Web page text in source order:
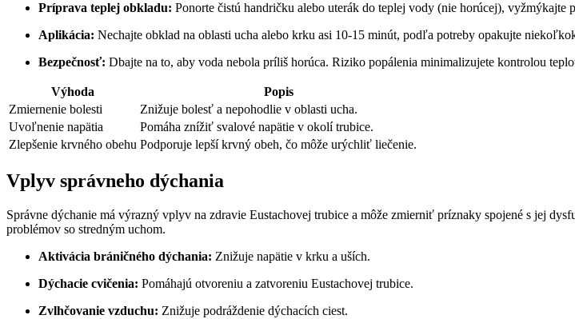
Príprava teplej obkladu: Ponorte čistú handričku alebo uterák do teplej vody (nie horúcej), vyžmýkajte
Aplikácia: Nechajte obklad na oblasti ucha alebo krku asi 10-15 minút, podľa potreby opakujte
Bezpečnosť: Dbajte na to, aby voda nebola príliš horúca. Riziko popálenia minimalizujete kontrolou
Výhoda
Popis
Zmiernenie bolesti
Znižuje bolesť a nepohodlie v oblasti ucha.
Uvoľnenie napätia
Pomáha znížiť svalové napätie v okolí trubice.
Zlepšenie krvného obehu Podporuje lepší krvný obeh, čo môže urýchliť liečenie.
Vplyv správneho dýchania
Správne dýchanie má výrazný vplyv na zdravie Eustachovej trubice a môže zmierniť príznaky spojené s jej
problémov so stredným uchom.
Aktivácia bráničného dýchania: Znižuje napätie v krku a uších.
Dýchacie cvičenia: Pomáhajú otvoreniu a zatvoreniu Eustachovej trubice.
Zvlhčovanie vzduchu: Znižuje podráždenie dýchacích ciest.